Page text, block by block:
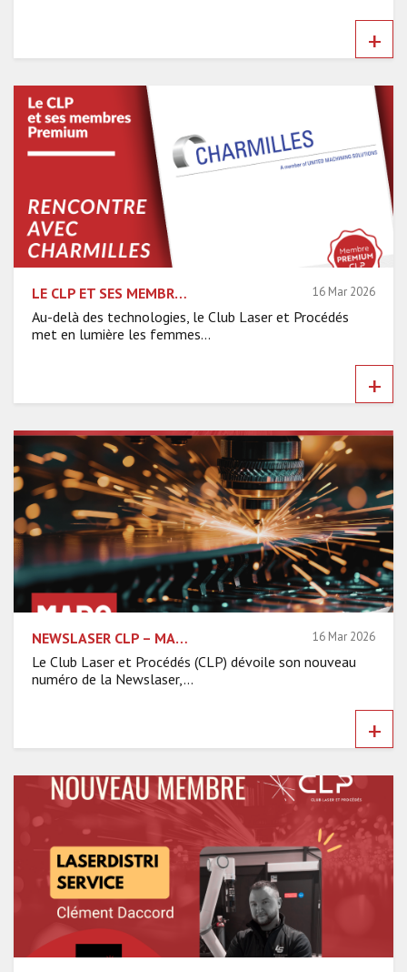
+
LE CLP ET SES MEMBRES PREMIUM – RENCONTRE AVEC CHARMILLES 16 Mar 2026
Au-delà des technologies, le Club Laser et Procédés
met en lumière les femmes...
+
NEWSLASER CLP – MARS 2026 16 Mar 2026
Le Club Laser et Procédés (CLP) dévoile son nouveau
numéro de la Newslaser,...
+